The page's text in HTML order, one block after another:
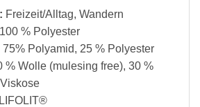
Freizeit/Alltag, Wandern
% Polyester
Polyamid, 25 % Polyester
% Wolle (mulesing free), 30 %